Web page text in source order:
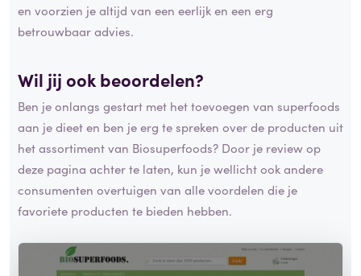
en voorzien je altijd van een eerlijk en een erg
betrouwbaar advies.
Wil jij ook beoordelen?
Ben je onlangs gestart met het toevoegen van superfoods
aan je dieet en ben je erg te spreken over de producten uit
het assortiment van Biosuperfoods? Door je review op
deze pagina achter te laten, kun je wellicht ook andere
consumenten overtuigen van alle voordelen die je
favoriete producten te bieden hebben.